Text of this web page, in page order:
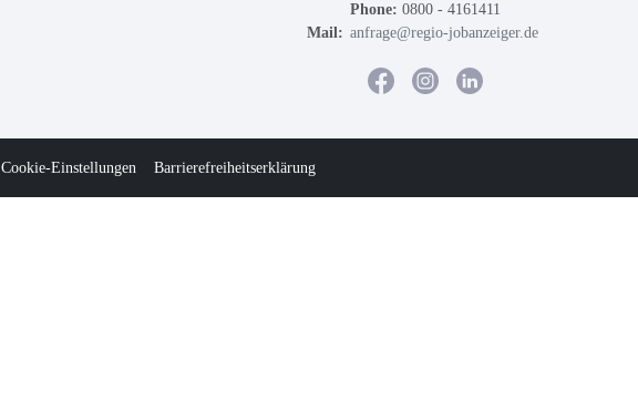
Phone: 0800 - 4161411
Mail: anfrage@regio-jobanzeiger.de
Cookie-Einstellungen Barrierefreiheitserklärung